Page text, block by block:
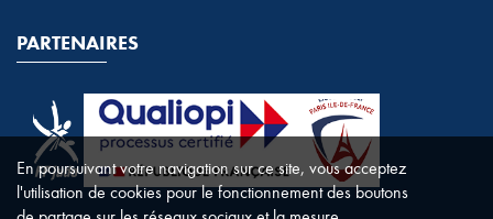
PARTENAIRES
En poursuivant votre navigation sur ce site, vous acceptez
l'utilisation de cookies pour le fonctionnement des boutons